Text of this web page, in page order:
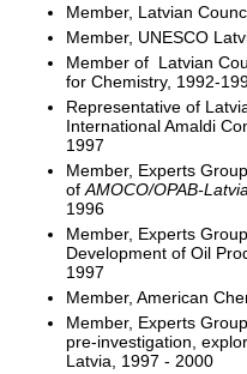
Member, Latvian
Member, UNESCO
Member of Latvian
for Chemistry, 1992-
Representative of
International Amaldi
1997
Member, Experts
of AMOCO/OPAB-Latvia
1996
Member, Experts
Development of Oil
1997
Member, American
Member, Experts
pre-investigation,
Latvia, 1997 - 2000